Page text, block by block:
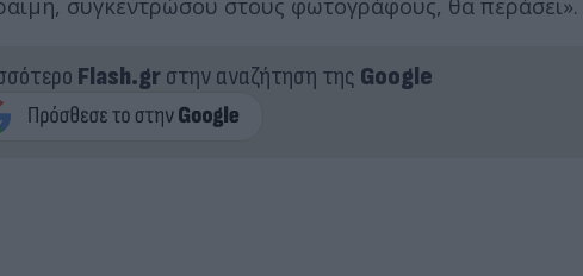
συγκεντρώσου στους φωτογράφους, θα περάσει».
Flash.grστην αναζήτηση της Google